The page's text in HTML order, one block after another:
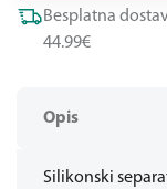
Opis
Silikonski
Besplatna
44.99€